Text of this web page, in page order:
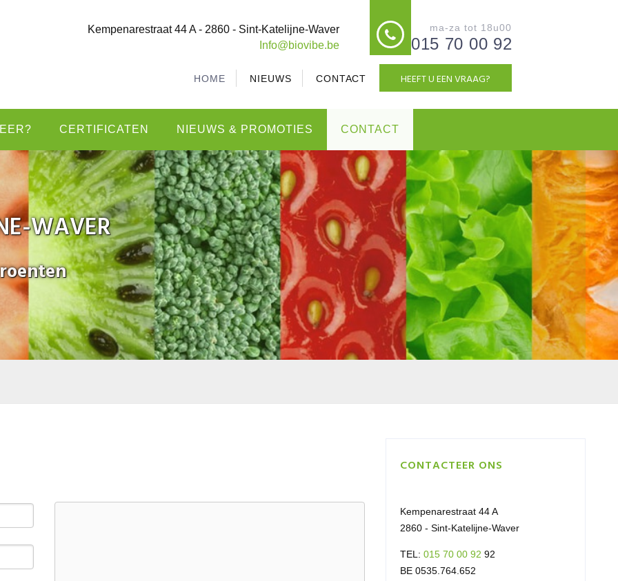
Kempenarestraat 44 A - 2860 - Sint-Katelijne-Waver
Info@biovibe.be
ma-za tot 18u00
015 70 00 92
HOME NIEUWS CONTACT HEEFT U EEN VRAAG?
CERTIFICATEN NIEUWS & PROMOTIES CONTACT
WAVER
CONTACTEER ONS
Kempenarestraat 44 A
2860 - Sint-Katelijne-Waver
TEL: 015 70 00 92 92
BE 0535.764.652